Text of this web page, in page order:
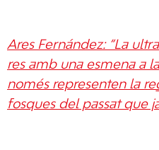
Ares Fernández: “La
res amb una esmena a
només representen la
fosques del passat que